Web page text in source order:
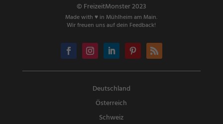
© FreizeitMonster 2023
Made with ♥ in Mühlheim am Main.
Wir freuen uns auf dein Feedback!
Deutschland
Österreich
Schweiz